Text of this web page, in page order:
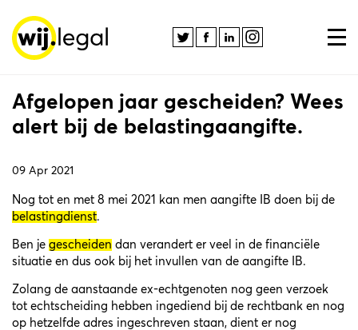
Afgelopen jaar gescheiden? Wees
alert bij de belastingaangifte.
09 Apr 2021
Nog tot en met 8 mei 2021 kan men aangifte IB doen bij de
belastingdienst.
Ben je gescheiden dan verandert er veel in de financiële
situatie en dus ook bij het invullen van de aangifte IB.
Zolang de aanstaande ex-echtgenoten nog geen verzoek
tot echtscheiding hebben ingediend bij de rechtbank en nog
op hetzelfde adres ingeschreven staan, dient er nog